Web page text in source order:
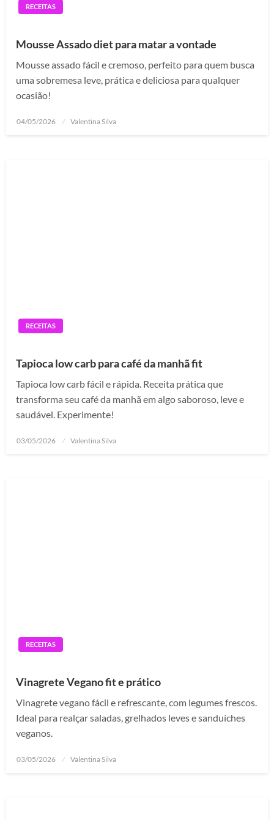
RECEITAS
Mousse Assado diet para matar a vontade
Mousse assado fácil e cremoso, perfeito para quem busca
uma sobremesa leve, prática e deliciosa para qualquer
ocasião!
Posted
04/05/2026 Valentina Silva
RECEITAS
Tapioca low carb para café da manhã fit
Tapioca low carb fácil e rápida. Receita prática que
transforma seu café da manhã em algo saboroso, leve e
saudável. Experimente!
Posted
03/05/2026 Valentina Silva
RECEITAS
Vinagrete Vegano fit e prático
Vinagrete vegano fácil e refrescante, com legumes frescos.
Ideal para realçar saladas, grelhados leves e sanduíches
veganos.
Posted
03/05/2026 Valentina Silva